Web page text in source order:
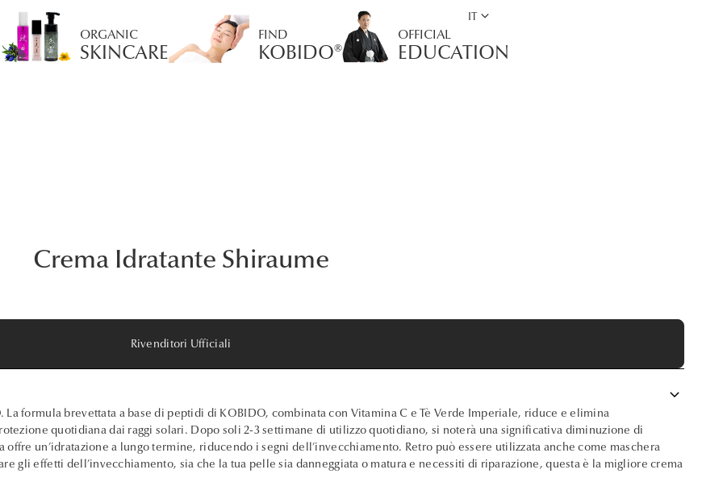
ITkeyboard_arrow_down
ORGANIC
SKINCARE
FIND
KOBIDO®
OFFICIAL
EDUCATION
Crema Idratante Shiraume
Rivenditori Ufficiali
keyboard_arrow_down
formula brevettata a base di peptidi di KOBIDO, combinata con Vitamina C e Tè Verde Imperiale, riduce e elimina
quotidiana dai raggi solari. Dopo soli 2-3 settimane di utilizzo quotidiano, si noterà una significativa diminuzione di
un’idratazione a lungo termine, riducendo i segni dell’invecchiamento. Retro può essere utilizzata anche come maschera
gli effetti dell’invecchiamento, sia che la tua pelle sia danneggiata o matura e necessiti di riparazione, questa è la migliore crema